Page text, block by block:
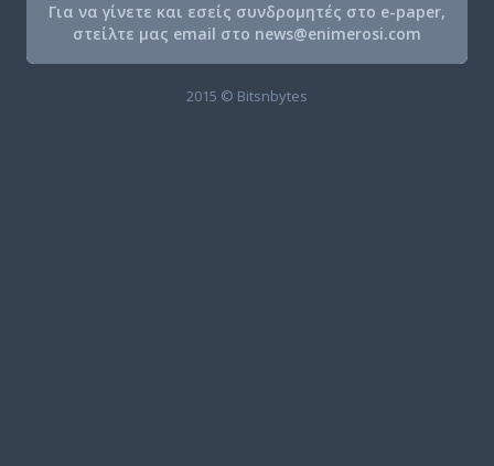
Για να γίνετε και εσείς συνδρομητές στο e-paper,
στείλτε μας email στο news@enimerosi.com
2015 © Bitsnbytes